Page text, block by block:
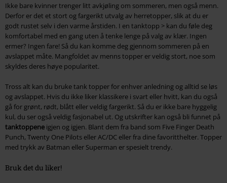
Ikke bare kvinner trenger litt avkjøling om sommeren, men også menn.
Derfor er det et stort og fargerikt utvalg av herretopper, slik at du er
godt rustet selv i den varme årstiden. I en tanktopp > kan du føle deg
komfortabel med en gang uten å tenke lenge på valg av klær. Ingen
ermer? Ingen fare! Så du kan komme deg gjennom sommeren på en
avslappet måte. Mangfoldet av menns topper er veldig stort, noe som
skyldes deres høye popularitet.
Tross alt kan du bruke tank topper for enhver anledning og alltid se løs
og avslappet. Hvis du ikke liker klassikere i svart eller hvitt, kan du også
gå for grønt, rødt, blått eller veldig fargerikt. Så du er ikke bare hyggelig
kul, du ser også veldig fasjonabel ut. Og utskrifter kan også bli funnet på
tanktoppene igjen og igjen. Blant dem fra band som Five Finger Death
Punch, Twenty One Pilots eller AC/DC eller fra dine favoritthelter. Topper
med trykk av Batman eller Superman er spesielt trendy.
Bruk det du liker!